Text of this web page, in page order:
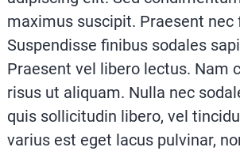
maximus suscipit. Praesent nec
Suspendisse finibus sodales
Praesent vel libero lectus. Nam
risus ut aliquam. Nulla nec
quis sollicitudin libero, vel
varius est eget lacus pulvinar,